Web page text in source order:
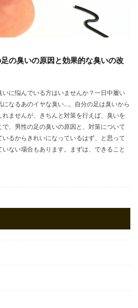
足の臭いの原因と効果的な臭いの改
に悩んでいる方はいませんか？一日中履い
なるあのイヤな臭い…。自分の足は臭いから
ませんが、きちんと対策を行えば、臭いを
、男性の足の臭いの原因と、対策について
るからきれいになっているはず、と思って
ない場合もあります。まずは、できること